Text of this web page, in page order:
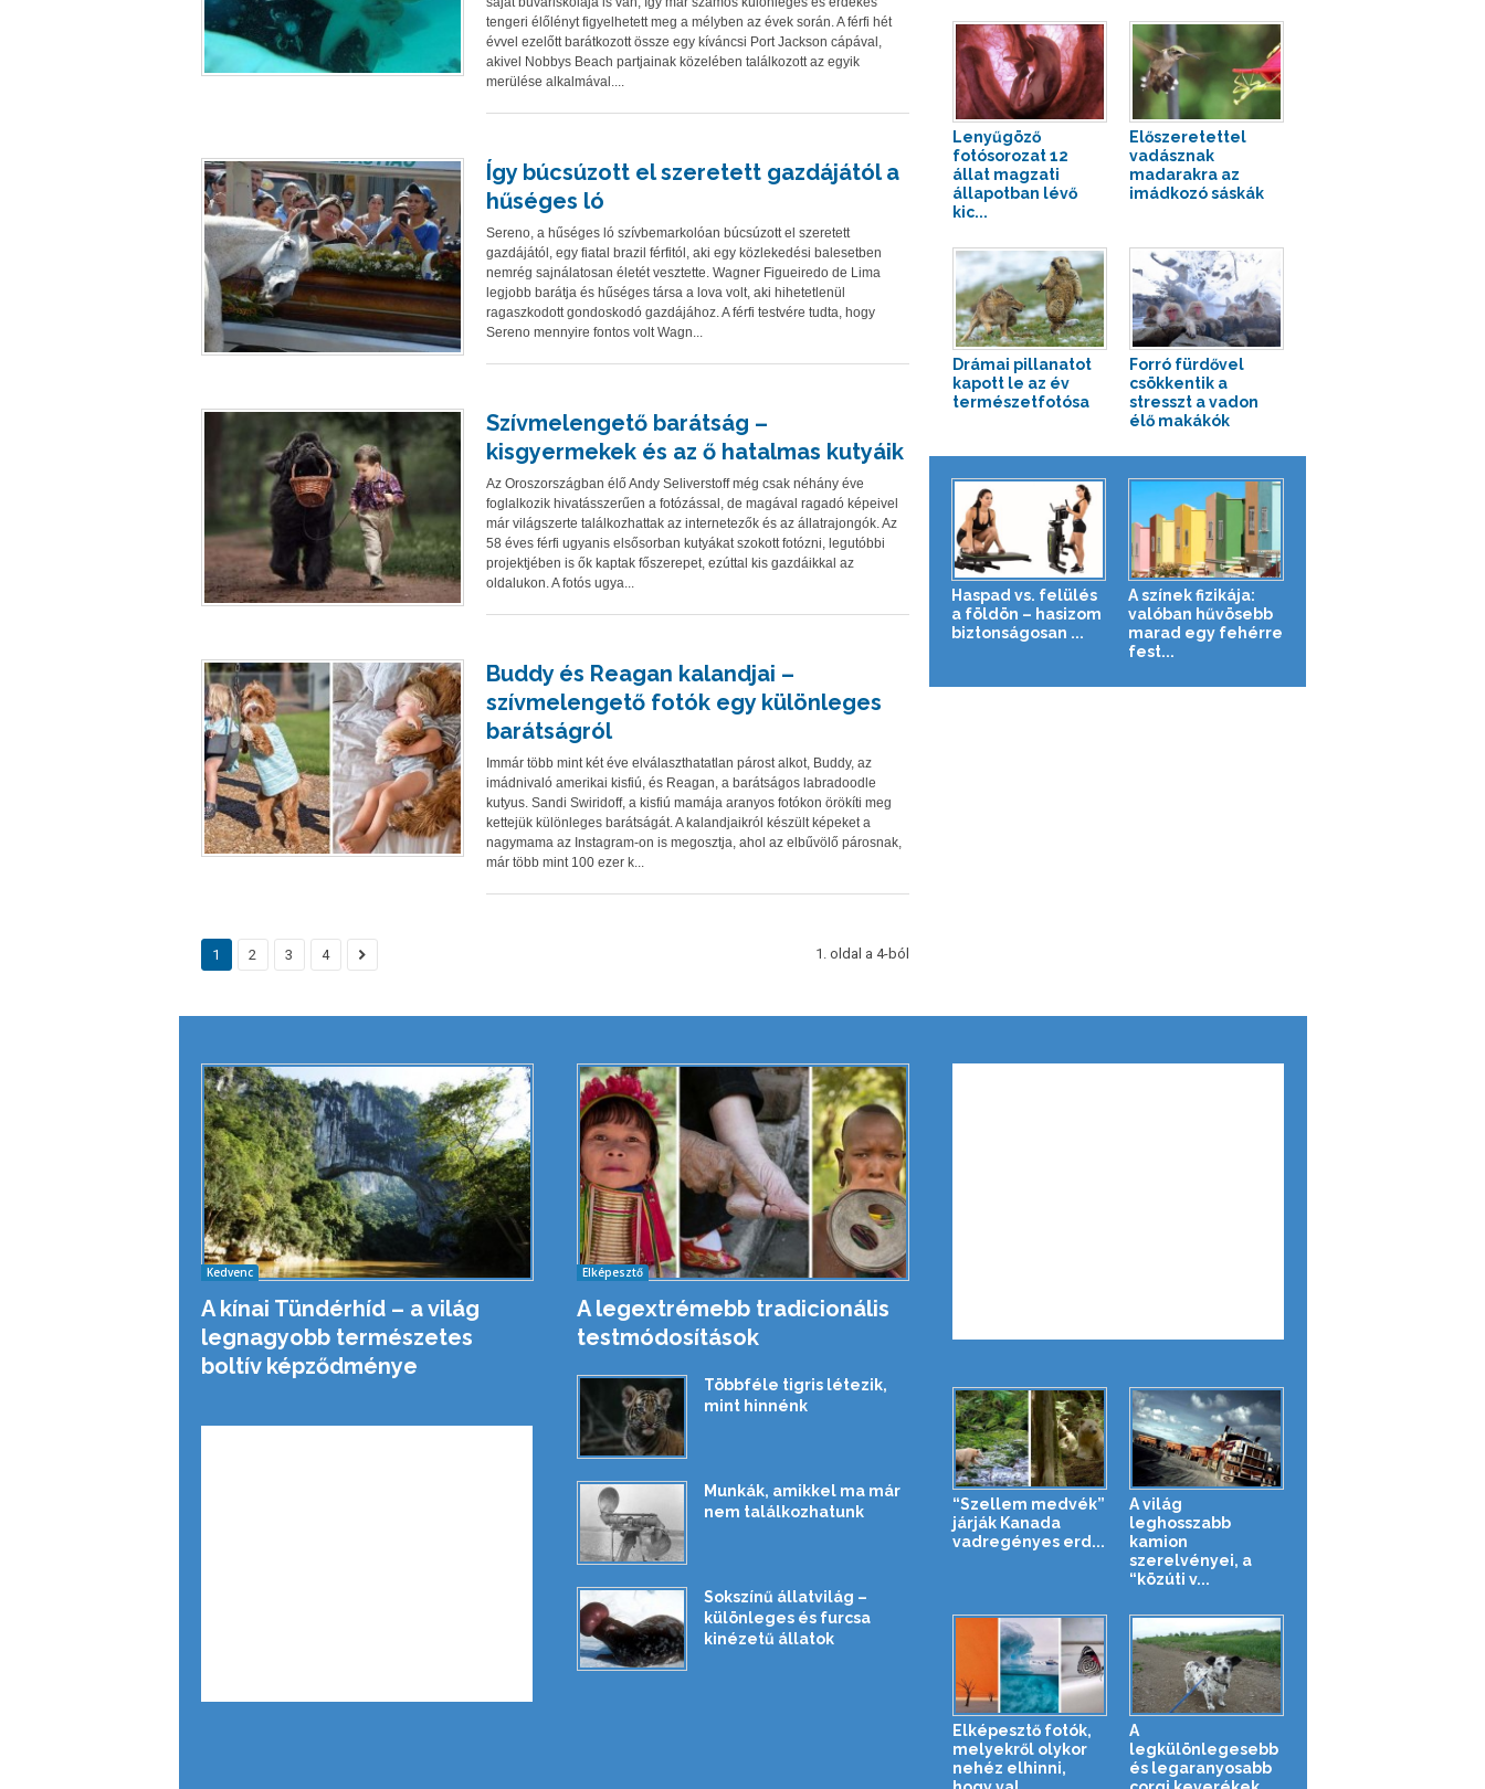
tengeri élőlényt figyelhetett meg a mélyben az évek során. A férfi hét
évvel ezelőtt barátkozott össze egy kíváncsi Port Jackson cápával,
akivel Nobbys Beach partjainak közelében találkozott az egyik
merülése alkalmával....
Így búcsúzott el szeretett gazdájától a
hűséges ló
Sereno, a hűséges ló szívbemarkolóan búcsúzott el szeretett
gazdájától, egy fiatal brazil férfitól, aki egy közlekedési balesetben
nemrég sajnálatosan életét vesztette. Wagner Figueiredo de Lima
legjobb barátja és hűséges társa a lova volt, aki hihetetlenül
ragaszkodott gondoskodó gazdájához. A férfi testvére tudta, hogy
Sereno mennyire fontos volt Wagn...
Szívmelengető barátság –
kisgyermekek és az ő hatalmas kutyáik
Az Oroszországban élő Andy Seliverstoff még csak néhány éve
foglalkozik hivatásszerűen a fotózással, de magával ragadó képeivel
már világszerte találkozhattak az internetezők és az állatrajongók. Az
58 éves férfi ugyanis elsősorban kutyákat szokott fotózni, legutóbbi
projektjében is ők kaptak főszerepet, ezúttal kis gazdáikkal az
oldalukon. A fotós ugya...
Buddy és Reagan kalandjai –
szívmelengető fotók egy különleges
barátságról
Immár több mint két éve elválaszthatatlan párost alkot, Buddy, az
imádnivaló amerikai kisfiú, és Reagan, a barátságos labradoodle
kutyus. Sandi Swiridoff, a kisfiú mamája aranyos fotókon örökíti meg
kettejük különleges barátságát. A kalandjaikról készült képeket a
nagymama az Instagram-on is megosztja, ahol az elbűvölő párosnak,
már több mint 100 ezer k...
1 2 3 4 1. oldal a 4-ból
Lenyűgöző
fotósorozat 12
állat magzati
állapotban lévő
kic...
Előszeretettel
vadásznak
madarakra az
imádkozó sáskák
Drámai pillanatot
kapott le az év
természetfotósa
Forró fürdővel
csökkentik a
stresszt a vadon
élő makákók
Haspad vs. felülés
a földön – hasizom
biztonságosan ...
A színek fizikája:
valóban hűvösebb
marad egy fehérre
fest...
Kedvenc
A kínai Tündérhíd – a világ
legnagyobb természetes
boltív képződménye
Elképesztő
A legextrémebb tradicionális
testmódosítások
Többféle tigris létezik,
mint hinnénk
Munkák, amikkel ma már
nem találkozhatunk
Sokszínű állatvilág –
különleges és furcsa
kinézetű állatok
“Szellem medvék”
járják Kanada
vadregényes erd...
A világ
leghosszabb
kamion
szerelvényei, a
“közúti v...
Elképesztő fotók,
melyekről olykor
nehéz elhinni,
A
legkülönlegesebb
és legaranyosabb